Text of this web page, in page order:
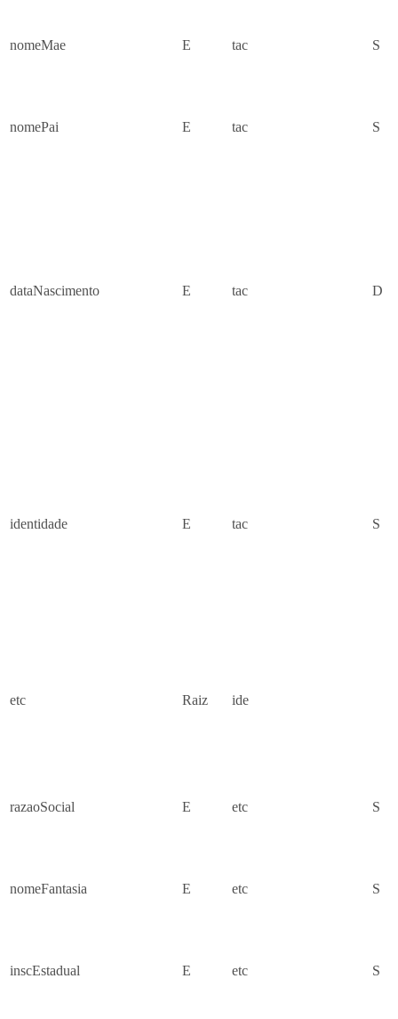
nomeMae E tac S
nomePai E tac S
dataNascimento E tac D
identidade E tac S
etc Raiz ide
razaoSocial E etc S
nomeFantasia E etc S
inscEstadual E etc S